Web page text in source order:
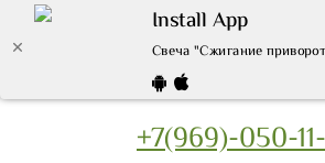
Install App
Свеча "Сжигание
+7(969)-050-